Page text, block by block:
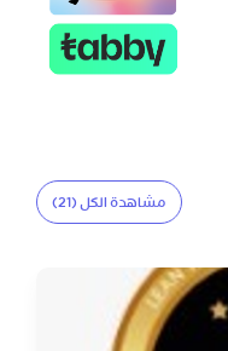
مشاهدة الكل (21)